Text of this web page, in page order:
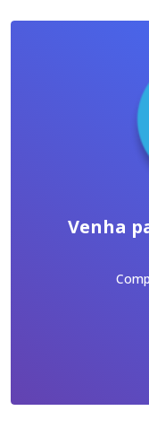
Venha